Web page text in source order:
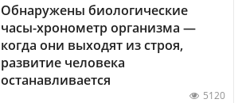
Обнаружены биологические
часы-хронометр организма —
когда они выходят из строя,
развитие человека
останавливается
5120